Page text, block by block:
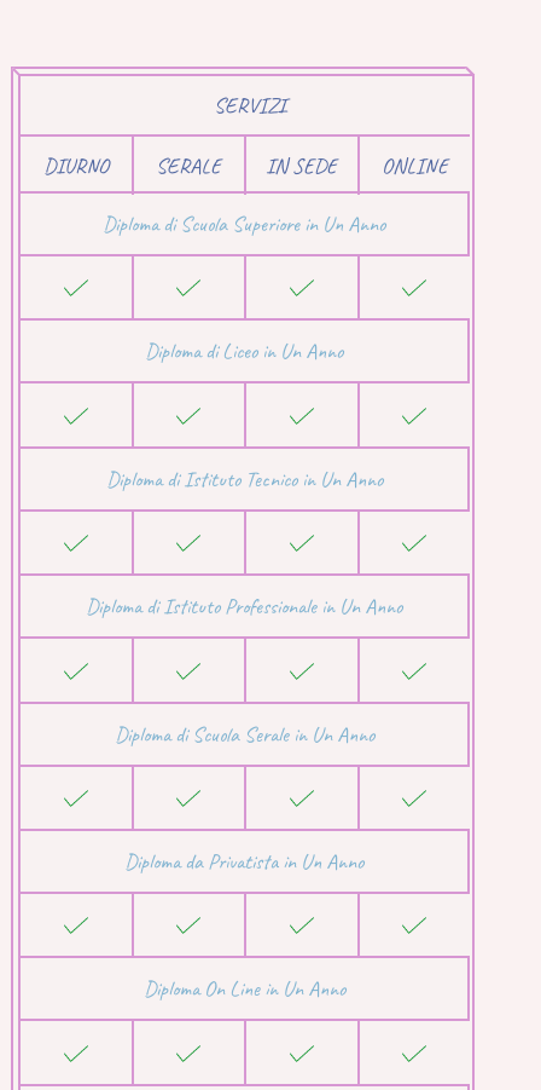
SERVIZI
DIURNO SERALE IN SEDE ONLINE
Diploma di Scuola Superiore in Un Anno
Diploma di Liceo in Un Anno
Diploma di Istituto Tecnico in Un Anno
Diploma di Istituto Professionale in Un Anno
Diploma di Scuola Serale in Un Anno
Diploma da Privatista in Un Anno
Diploma On Line in Un Anno